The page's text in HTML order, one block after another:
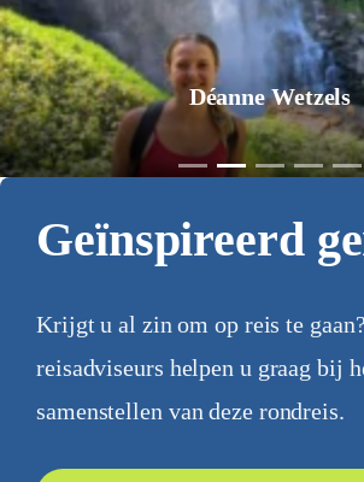
Jurgen Pol
Geïnspireerd
Krijgt u al zin om op reis te
reisadviseurs helpen u graag bij
samenstellen van deze rondreis.